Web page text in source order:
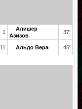
1
Алишер
Азизов
37'
11 Альдо Вера 45'